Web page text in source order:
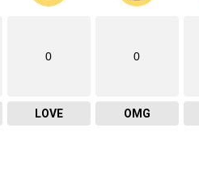
0
LOVE
0
OMG